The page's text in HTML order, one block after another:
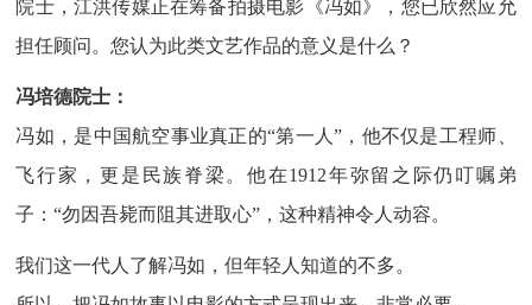
院士，江洪传媒正在筹备拍摄电影《冯如》，您已欣然应允
担任顾问。您认为此类文艺作品的意义是什么？
冯培德院士：
冯如，是中国航空事业真正的“第一人”，他不仅是工程师、
飞行家，更是民族脊梁。他在1912年弥留之际仍叮嘱弟
子：“勿因吾毙而阻其进取心”，这种精神令人动容。
我们这一代人了解冯如，但年轻人知道的不多。